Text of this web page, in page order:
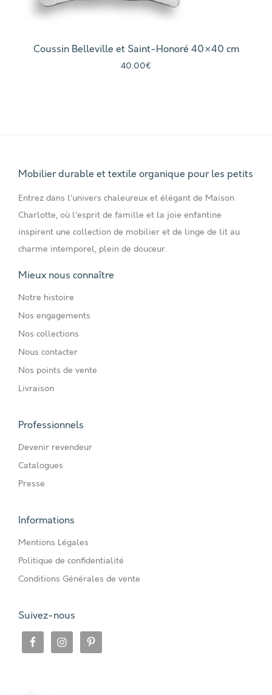
Coussin Belleville et Saint-Honoré 40×40 cm
40.00€
Mobilier durable et textile organique pour les petits
Entrez dans l’univers chaleureux et élégant de Maison
Charlotte, où l’esprit de famille et la joie enfantine
inspirent une collection de mobilier et de linge de lit au
charme intemporel, plein de douceur.
Mieux nous connaître
Notre histoire
Nos engagements
Nos collections
Nous contacter
Nos points de vente
Livraison
Professionnels
Devenir revendeur
Catalogues
Presse
Informations
Mentions Légales
Politique de confidentialité
Conditions Générales de vente
Suivez-nous